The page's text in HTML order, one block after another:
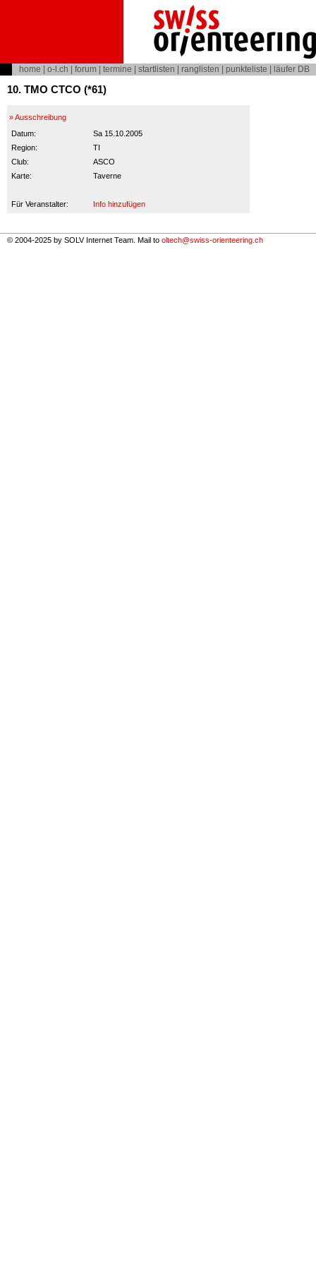
home o-l.ch forum termine startlisten ranglisten punkteliste läufer DB
10. TMO CTCO (*61)
» Ausschreibung
Datum:
Sa 15.10.2005
Region:
TI
Club:
ASCO
Karte:
Taverne
Für Veranstalter: Info hinzufügen
© 2004-2025 by SOLV Internet Team. Mail to oltech@swiss-orienteering.ch